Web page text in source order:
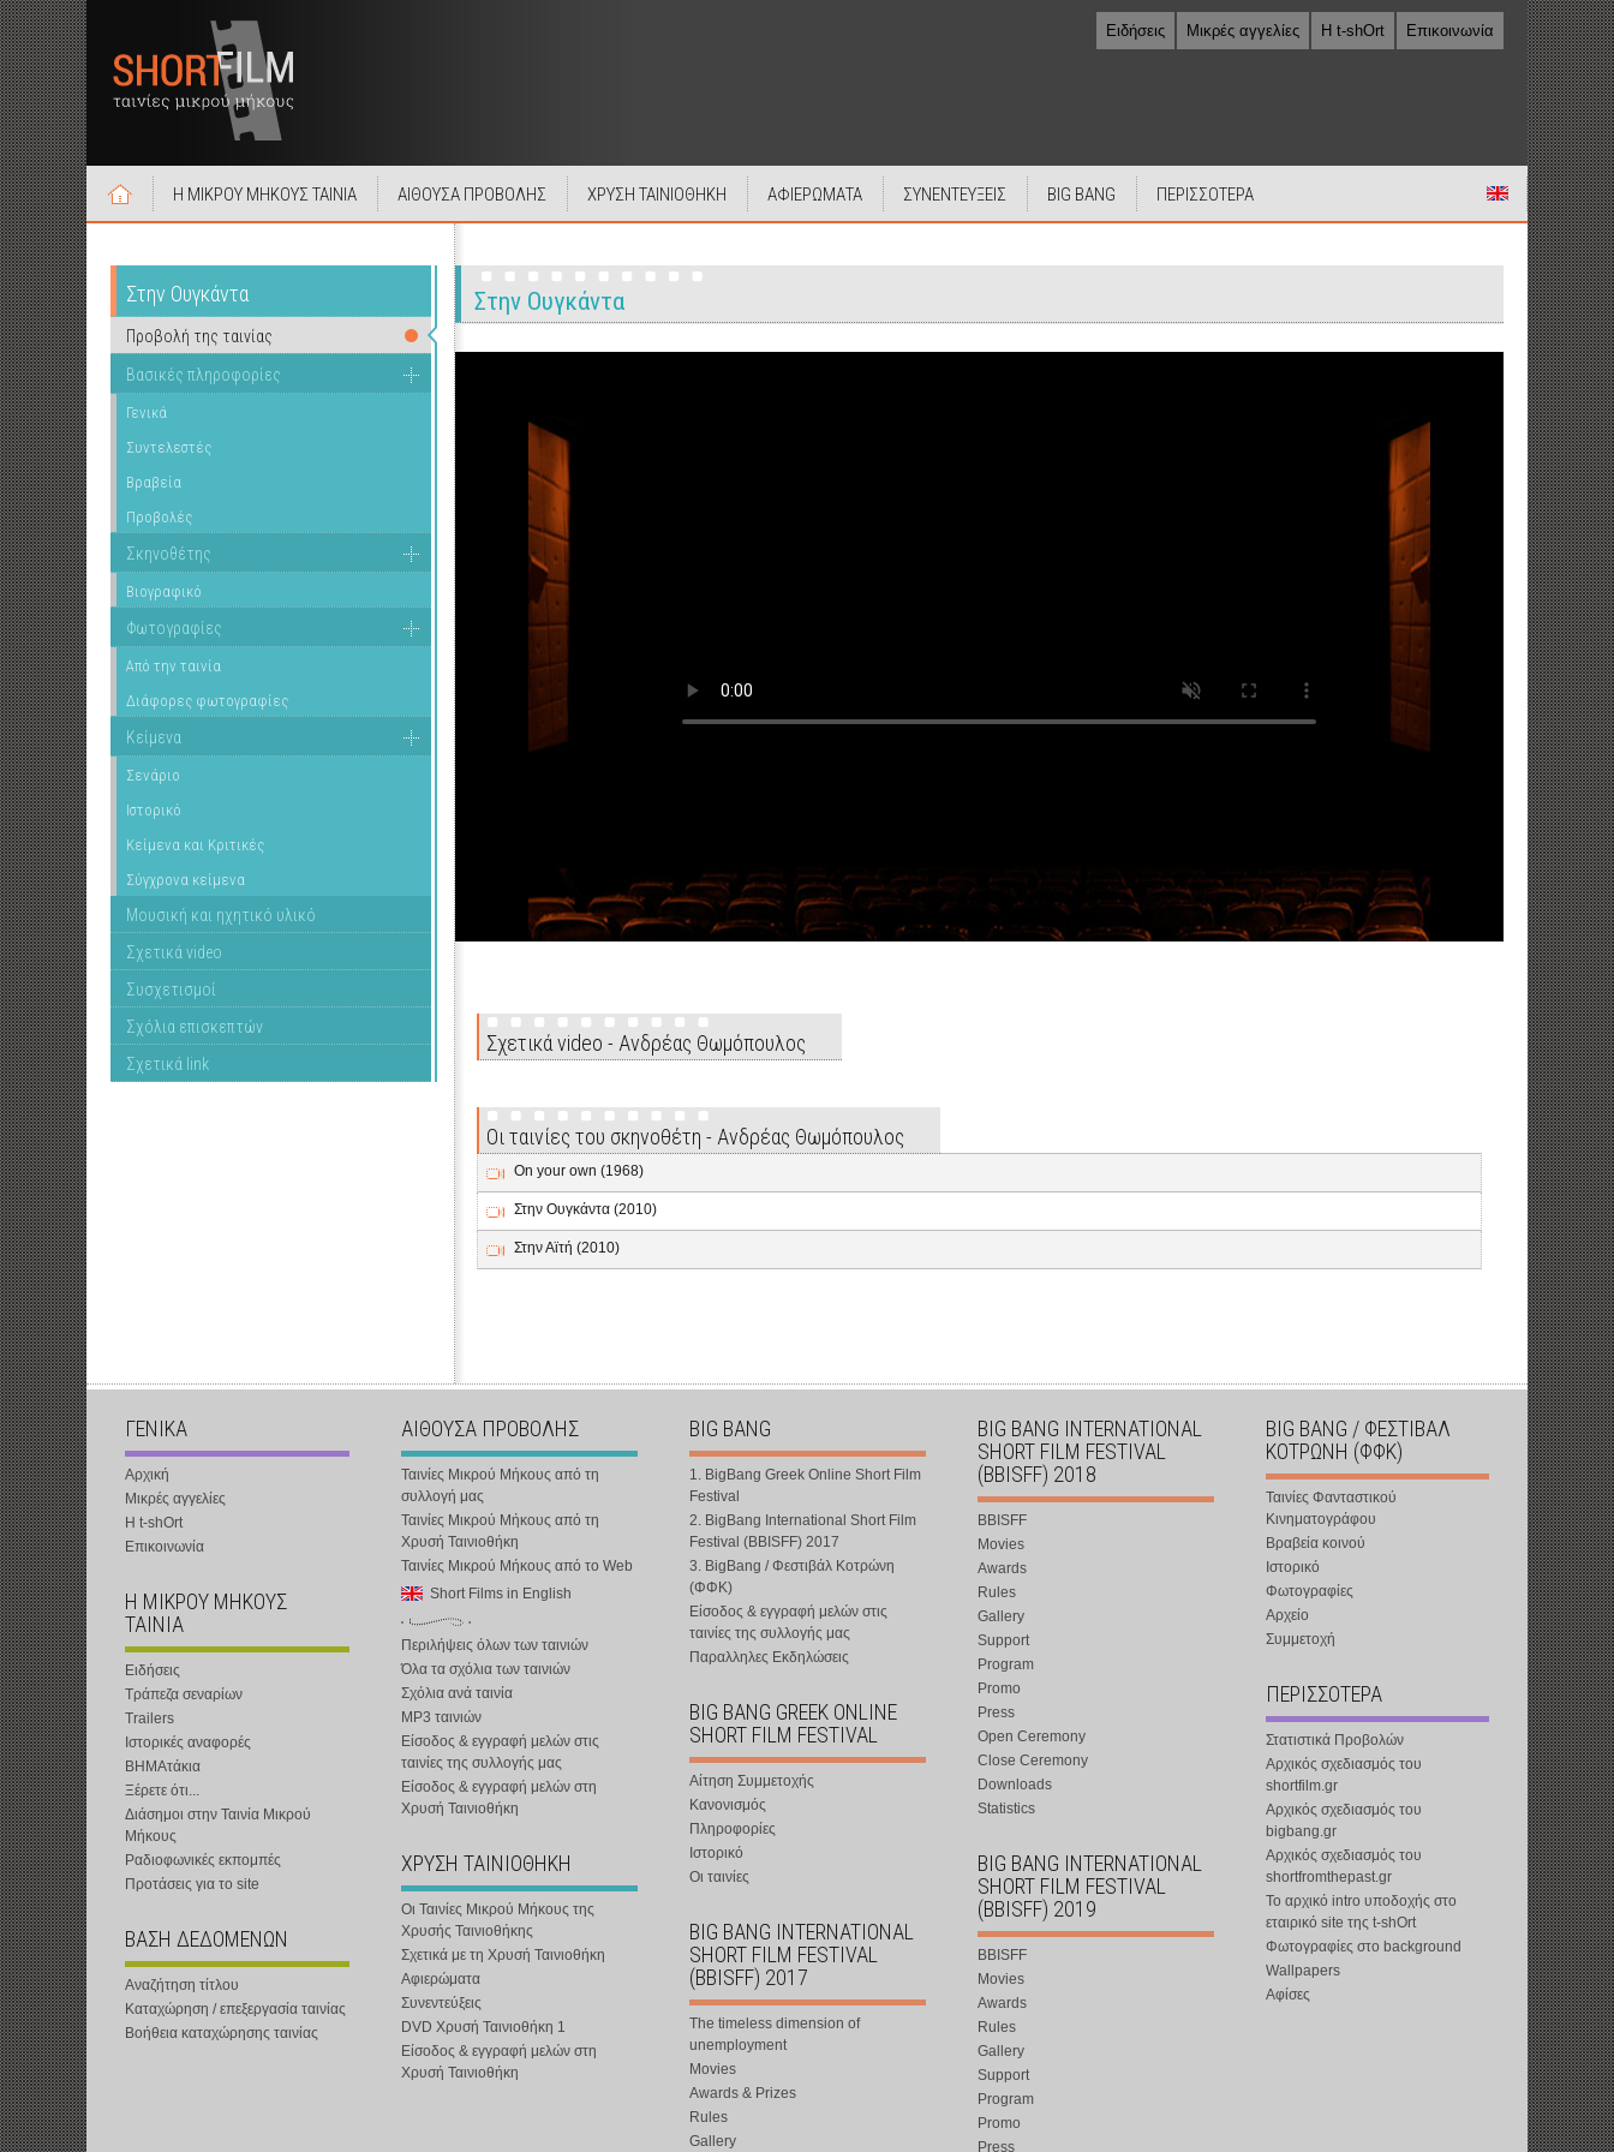
Ειδήσεις Μικρές αγγελίες Η t-shOrt Επικοινωνία
Η ΜΙΚΡΟΥ ΜΗΚΟΥΣ ΤΑΙΝΙΑ ΑΙΘΟΥΣΑ ΠΡΟΒΟΛΗΣ ΧΡΥΣΗ ΤΑΙΝΙΟΘΗΚΗ ΑΦΙΕΡΩΜΑΤΑ ΣΥΝΕΝΤΕΥΞΕΙΣ BIG BANG ΠΕΡΙΣΣΟΤΕΡΑ
Στην Ουγκάντα
Προβολή της ταινίας
Βασικές πληροφορίες
Γενικά
Συντελεστές
Βραβεία
Προβολές
Σκηνοθέτης
Βιογραφικό
Φωτογραφίες
Από την ταινία
Διάφορες φωτογραφίες
Κείμενα
Σενάριο
Ιστορικό
Κείμενα και Κριτικές
Σύγχρονα κείμενα
Μουσική και ηχητικό υλικό
Σχετικά video
Συσχετισμοί
Σχόλια επισκεπτών
Σχετικά link
Στην Ουγκάντα
Σχετικά video - Ανδρέας Θωμόπουλος
Οι ταινίες του σκηνοθέτη - Ανδρέας Θωμόπουλος
On your own (1968)
Στην Ουγκάντα (2010)
Στην Αϊτή (2010)
ΓΕΝΙΚΑ
Αρχική
Μικρές αγγελίες
Η t-shOrt
Επικοινωνία
Η ΜΙΚΡΟΥ ΜΗΚΟΥΣ
ΤΑΙΝΙΑ
Ειδήσεις
Τράπεζα σεναρίων
Trailers
Ιστορικές αναφορές
ΒΗΜΑτάκια
Ξέρετε ότι...
Διάσημοι στην Ταινία Μικρού
Μήκους
Ραδιοφωνικές εκπομπές
Προτάσεις για το site
ΒΑΣΗ ΔΕΔΟΜΕΝΩΝ
Αναζήτηση τίτλου
Καταχώρηση / επεξεργασία ταινίας
Βοήθεια καταχώρησης ταινίας
ΑΙΘΟΥΣΑ ΠΡΟΒΟΛΗΣ
Ταινίες Μικρού Μήκους από τη
συλλογή μας
Ταινίες Μικρού Μήκους από τη
Χρυσή Ταινιοθήκη
Ταινίες Μικρού Μήκους από το Web
Short Films in English
Περιλήψεις όλων των ταινιών
Όλα τα σχόλια των ταινιών
Σχόλια ανά ταινία
MP3 ταινιών
Είσοδος & εγγραφή μελών στις
ταινίες της συλλογής μας
Είσοδος & εγγραφή μελών στη
Χρυσή Ταινιοθήκη
ΧΡΥΣΗ ΤΑΙΝΙΟΘΗΚΗ
Οι Ταινίες Μικρού Μήκους της
Χρυσής Ταινιοθήκης
Σχετικά με τη Χρυσή Ταινιοθήκη
Αφιερώματα
Συνεντεύξεις
DVD Χρυσή Ταινιοθήκη 1
Είσοδος & εγγραφή μελών στη
Χρυσή Ταινιοθήκη
BIG BANG
1. BigBang Greek Online Short Film
Festival
2. BigBang International Short Film
Festival (BBISFF) 2017
3. BigBang / Φεστιβάλ Κοτρώνη
(ΦΦΚ)
Είσοδος & εγγραφή μελών στις
ταινίες της συλλογής μας
Παραλληλες Εκδηλώσεις
BIG BANG GREEK ONLINE
SHORT FILM FESTIVAL
Αίτηση Συμμετοχής
Κανονισμός
Πληροφορίες
Ιστορικό
Οι ταινίες
BIG BANG INTERNATIONAL
SHORT FILM FESTIVAL
(BBISFF) 2017
The timeless dimension of
unemployment
Movies
Awards & Prizes
Rules
Gallery
BIG BANG INTERNATIONAL
SHORT FILM FESTIVAL
(BBISFF) 2018
BBISFF
Movies
Awards
Rules
Gallery
Support
Program
Promo
Press
Open Ceremony
Close Ceremony
Downloads
Statistics
BIG BANG INTERNATIONAL
SHORT FILM FESTIVAL
(BBISFF) 2019
BBISFF
Movies
Awards
Rules
Gallery
Support
Program
Promo
Press
BIG BANG / ΦΕΣΤΙΒΑΛ
ΚΟΤΡΩΝΗ (ΦΦΚ)
Ταινίες Φανταστικού
Κινηματογράφου
Βραβεία κοινού
Ιστορικό
Φωτογραφίες
Αρχείο
Συμμετοχή
ΠΕΡΙΣΣΟΤΕΡΑ
Στατιστικά Προβολών
Αρχικός σχεδιασμός του
shortfilm.gr
Αρχικός σχεδιασμός του
bigbang.gr
Αρχικός σχεδιασμός του
shortfromthepast.gr
Το αρχικό intro υποδοχής στο
εταιρικό site της t-shOrt
Φωτογραφίες στο background
Wallpapers
Αφίσες